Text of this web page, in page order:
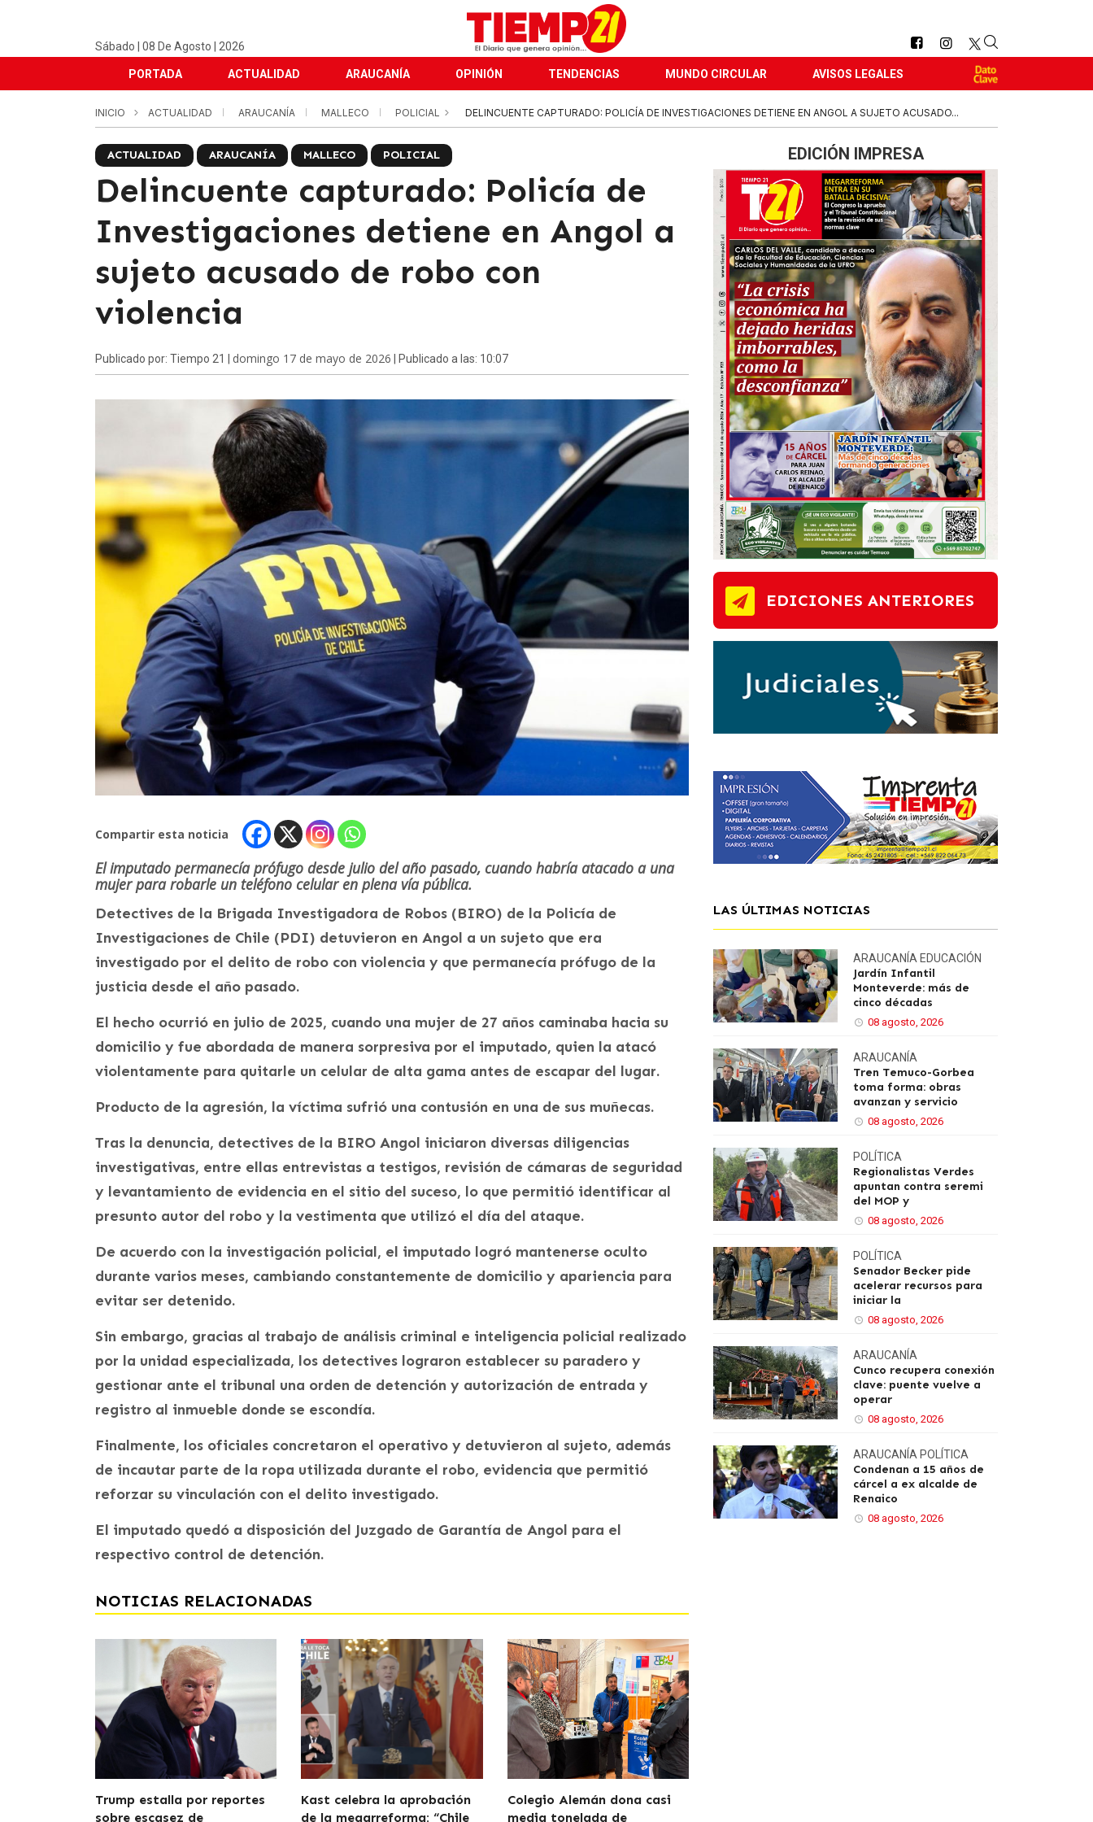
Sábado | 08 De Agosto | 2026
PORTADA ACTUALIDAD ARAUCANÍA OPINIÓN TENDENCIAS MUNDO CIRCULAR AVISOS LEGALES
INICIO ACTUALIDAD ARAUCANÍA MALLECO POLICIAL DELINCUENTE CAPTURADO: POLICÍA DE INVESTIGACIONES DETIENE EN ANGOL A SUJETO ACUSADO...
ACTUALIDAD ARAUCANÍA MALLECO POLICIAL
Delincuente capturado: Policía de
Investigaciones detiene en Angol a
sujeto acusado de robo con
violencia
Publicado por: Tiempo 21 | domingo 17 de mayo de 2026 | Publicado a las: 10:07
Compartir esta noticia
El imputado permanecía prófugo desde julio del año pasado, cuando habría atacado a una
mujer para robarle un teléfono celular en plena vía pública.
Detectives de la Brigada Investigadora de Robos (BIRO) de la Policía de
Investigaciones de Chile (PDI) detuvieron en Angol a un sujeto que era
investigado por el delito de robo con violencia y que permanecía prófugo de la
justicia desde el año pasado.
El hecho ocurrió en julio de 2025, cuando una mujer de 27 años caminaba hacia su
domicilio y fue abordada de manera sorpresiva por el imputado, quien la atacó
violentamente para quitarle un celular de alta gama antes de escapar del lugar.
Producto de la agresión, la víctima sufrió una contusión en una de sus muñecas.
Tras la denuncia, detectives de la BIRO Angol iniciaron diversas diligencias
investigativas, entre ellas entrevistas a testigos, revisión de cámaras de seguridad
y levantamiento de evidencia en el sitio del suceso, lo que permitió identificar al
presunto autor del robo y la vestimenta que utilizó el día del ataque.
De acuerdo con la investigación policial, el imputado logró mantenerse oculto
durante varios meses, cambiando constantemente de domicilio y apariencia para
evitar ser detenido.
Sin embargo, gracias al trabajo de análisis criminal e inteligencia policial realizado
por la unidad especializada, los detectives lograron establecer su paradero y
gestionar ante el tribunal una orden de detención y autorización de entrada y
registro al inmueble donde se escondía.
Finalmente, los oficiales concretaron el operativo y detuvieron al sujeto, además
de incautar parte de la ropa utilizada durante el robo, evidencia que permitió
reforzar su vinculación con el delito investigado.
El imputado quedó a disposición del Juzgado de Garantía de Angol para el
respectivo control de detención.
NOTICIAS RELACIONADAS
Trump estalla por reportes
sobre escasez de
Kast celebra la aprobación
de la megarreforma: “Chile
Colegio Alemán dona casi
media tonelada de
EDICIÓN IMPRESA
EDICIONES ANTERIORES
LAS ÚLTIMAS NOTICIAS
ARAUCANÍA EDUCACIÓN
Jardín Infantil
Monteverde: más de
cinco décadas
08 agosto, 2026
ARAUCANÍA
Tren Temuco-Gorbea
toma forma: obras
avanzan y servicio
08 agosto, 2026
POLÍTICA
Regionalistas Verdes
apuntan contra seremi
del MOP y
08 agosto, 2026
POLÍTICA
Senador Becker pide
acelerar recursos para
iniciar la
08 agosto, 2026
ARAUCANÍA
Cunco recupera conexión
clave: puente vuelve a
operar
08 agosto, 2026
ARAUCANÍA POLÍTICA
Condenan a 15 años de
cárcel a ex alcalde de
Renaico
08 agosto, 2026